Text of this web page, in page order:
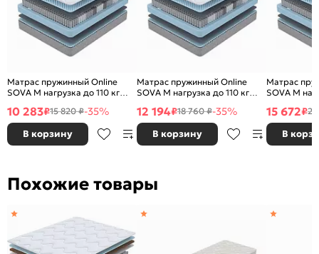
Матрас пружинный Online
SOVA M нагрузка до 110 кг
10 283₽15 820 ₽-35%
В корзину
Матрас пружинный Online
SOVA M нагрузка до 110 кг
12 194₽18 760 ₽-35%
В корзину
Матрас
SOVA M
15 672₽24
В
Похожие товары